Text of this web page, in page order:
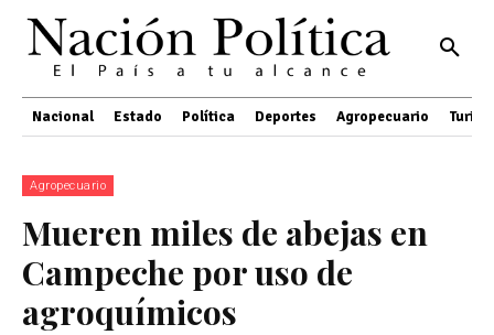
Nacional Estado Política Deportes Agropecuario
Agropecuario
Mueren miles de abejas en
Campeche por uso de
agroquímicos